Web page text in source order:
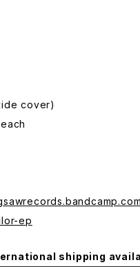
cover)
ep
shipping